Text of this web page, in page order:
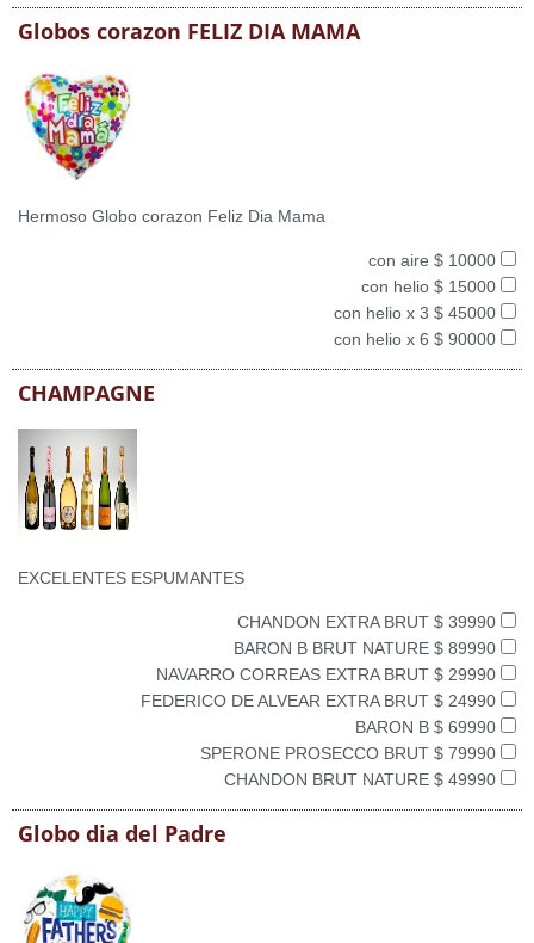
Globos corazon FELIZ DIA MAMA
Hermoso Globo corazon Feliz Dia Mama
con aire $ 10000
con helio $ 15000
con helio x 3 $ 45000
con helio x 6 $ 90000
CHAMPAGNE
EXCELENTES ESPUMANTES
CHANDON EXTRA BRUT $ 39990
BARON B BRUT NATURE $ 89990
NAVARRO CORREAS EXTRA BRUT $ 29990
FEDERICO DE ALVEAR EXTRA BRUT $ 24990
BARON B $ 69990
SPERONE PROSECCO BRUT $ 79990
CHANDON BRUT NATURE $ 49990
Globo dia del Padre